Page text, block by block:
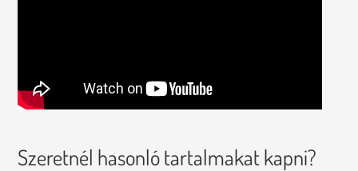
Szeretnél hasonló tartalmakat kapni?